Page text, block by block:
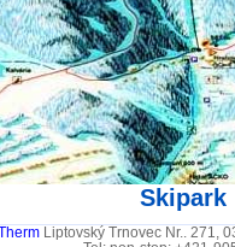
Skipark
Liptovský Trnovec Nr.. 271,